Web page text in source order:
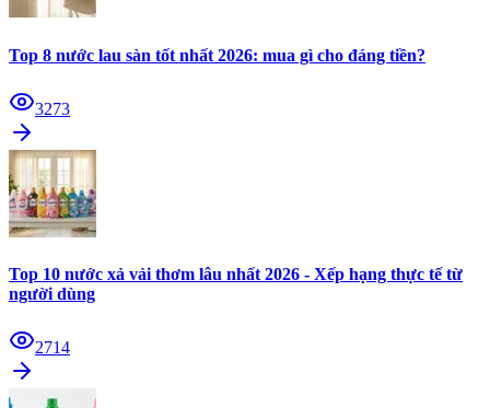
Top 8 nước lau sàn tốt nhất 2026: mua gì cho đáng tiền?
3273
Top 10 nước xả vải thơm lâu nhất 2026 - Xếp hạng thực tế từ
người dùng
2714